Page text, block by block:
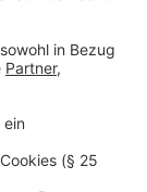
930-512229/9